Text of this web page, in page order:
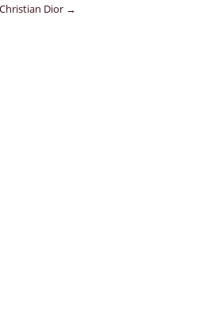
Dior →